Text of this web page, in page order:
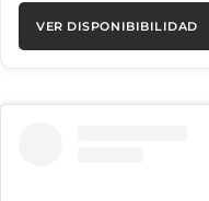
VER DISPONIBIBILIDAD